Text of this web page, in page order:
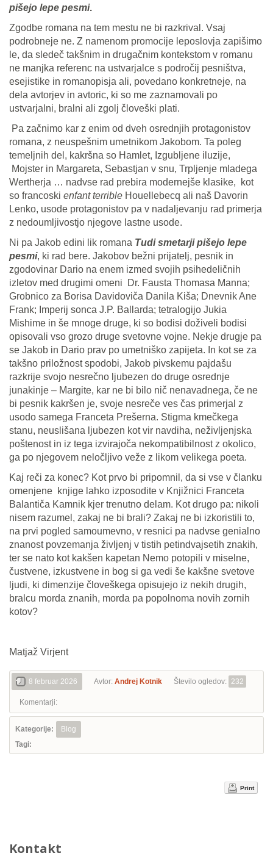
pišejo lepe pesmi.
Zgodbe romana na tem mestu ne bi razkrival. Vsaj
podrobneje ne. Z namenom promocije leposlovja zapišimo
le, da sledeč takšnim in drugačnim kontekstom v romanu
ne manjka referenc na ustvarjalce s področij pesništva,
esejistike in romanopisja ali, povedano konkretneje, na
dela avtorjev in avtoric, ki so me zaznamovali po
ustvarjalni, bralni ali zgolj človeški plati.
Pa začnimo kar z enim od dveh osrednjih protagonistov
romana, z neuspešnim umetnikom Jakobom. Ta poleg
temeljnih del, kakršna so Hamlet, Izgubljene iluzije,
Mojster in Margareta, Sebastjan v snu, Trpljenje mladega
Wertherja … nadvse rad prebira modernejše klasike, kot
so francoski enfant terrible Houellebecq ali naš Davorin
Lenko, usode protagonistov pa v nadaljevanju rad primerja
z nedoumljivostjo njegove lastne usode.
Ni pa Jakob edini lik romana Tudi smetarji pišejo lepe
pesmi, ki rad bere. Jakobov bežni prijatelj, pesnik in
zgodovinar Dario na enem izmed svojih psihedeličnih
izletov med drugimi omeni Dr. Fausta Thomasa Manna;
Grobnico za Borisa Davidoviča Danila Kiša; Dnevnik Ane
Frank; Imperij sonca J.P. Ballarda; tetralogijo Jukia
Mishime in še mnoge druge, ki so bodisi doživeli bodisi
opisovali vso grozo druge svetovne vojne. Nekje drugje pa
se Jakob in Dario prav po umetniško zapijeta. In kot se za
takšno priložnost spodobi, Jakob pivskemu pajdašu
razkrije svojo nesrečno ljubezen do druge osrednje
junakinje – Margite, kar ne bi bilo nič nenavadnega, če ne
bi pesnik kakršen je, svoje nesreče ves čas primerjal z
usodo samega Franceta Prešerna. Stigma kmečkega
stanu, neuslišana ljubezen kot vir navdiha, neživljenjska
poštenost in iz tega izvirajoča nekompatibilnost z okolico,
ga po njegovem neločljivo veže z likom velikega poeta.
Kaj reči za konec? Kot prvo bi pripomnil, da si vse v članku
omenjene knjige lahko izposodite v Knjižnici Franceta
Balantiča Kamnik kjer trenutno delam. Kot drugo pa: nikoli
nisem razumel, zakaj ne bi brali? Zakaj ne bi izkoristili to,
na prvi pogled samoumevno, v resnici pa nadvse genialno
znanost povzemanja življenj v tistih petindvajsetih znakih,
ter se nato kot kakšen kapetan Nemo potopili v miselne,
čustvene, izkustvene in bog si ga vedi še kakšne svetove
ljudi, ki dimenzije človeškega opisujejo iz nekih drugih,
bralcu morda znanih, morda pa popolnoma novih zornih
kotov?
Matjaž Virjent
8 februar 2026 Avtor: Andrej Kotnik Število ogledov: 232
Komentarji:
Kategorije:
Blog
Tagi:
Print
Kontakt